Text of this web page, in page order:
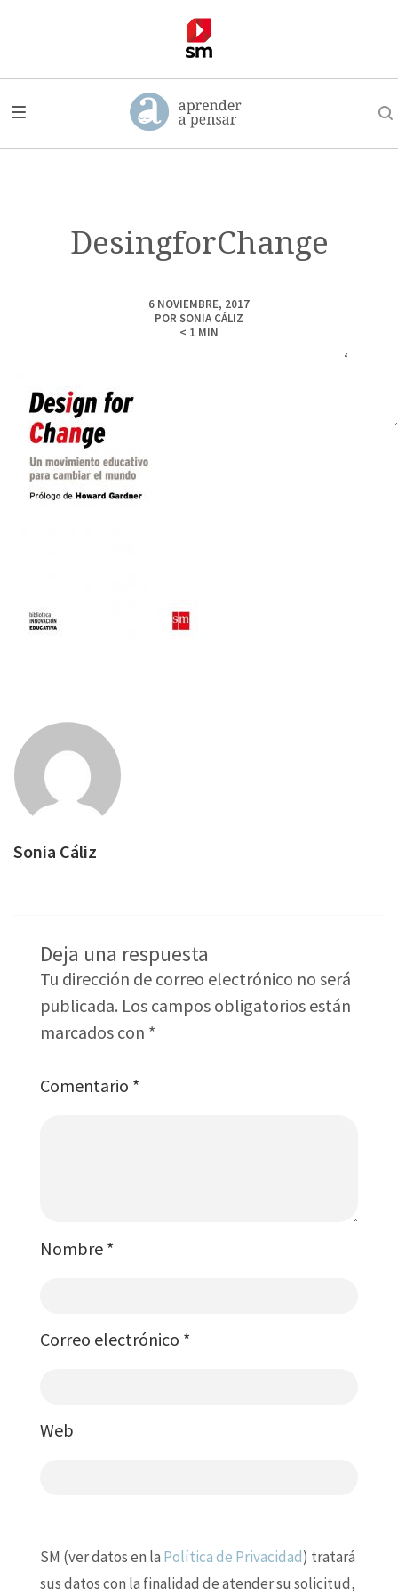
DesingforChange
6 NOVIEMBRE, 2017
POR SONIA CÁLIZ
< 1 MIN
Sonia Cáliz
Deja una respuesta
Tu dirección de correo electrónico no será
publicada. Los campos obligatorios están
marcados con *
Comentario *
Nombre *
Correo electrónico *
Web
SM (ver datos en la Política de Privacidad) tratará
sus datos con la finalidad de atender su solicitud,